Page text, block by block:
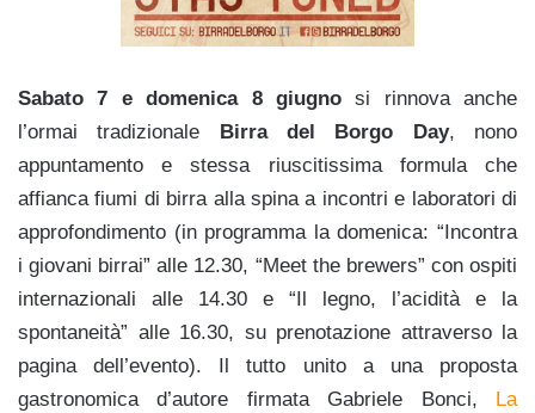
Sabato 7 e domenica 8 giugnosi rinnova anche
l’ormai tradizionale
Birra del Borgo Day, nono
appuntamento e stessa riuscitissima formula che
affianca fiumi di birra alla spina a incontri e laboratori di
approfondimento (in programma la domenica: “Incontra
i giovani birrai” alle 12.30, “Meet the brewers” con ospiti
internazionali alle 14.30 e “Il legno, l’acidità e la
spontaneità” alle 16.30, su prenotazione attraverso la
pagina dell’evento). Il tutto unito a una proposta
gastronomica d’autore firmata Gabriele Bonci,
La